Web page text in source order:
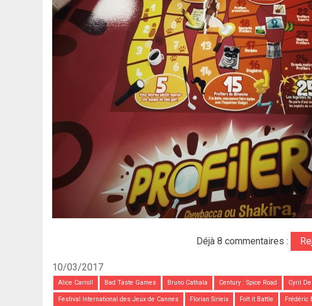
Déjà 8 commentaires :
10/03/2017
Alice Carroll Bad Taste Games Bruno Cathala Century : Spice Road Cyril
Festival International des Jeux de Cannes Florian Sirieix Folt it Battle Frédéric